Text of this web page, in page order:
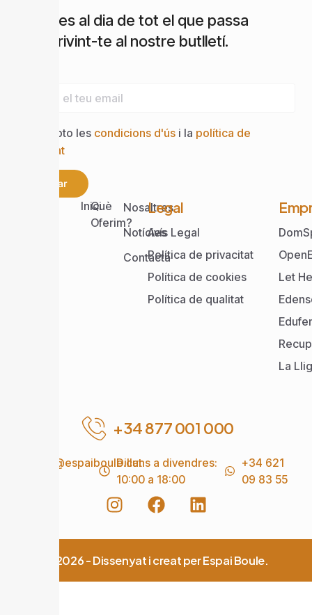
Estigues al dia de tot el que passa
subscrivint-te al nostre butlletí.
Accepto les condicions d'ús i la política de
privacitat
Enviar
IniciQuè
Oferim?
Nosaltres
Notícies
Contacta
Legal
Avís Legal
Política de privacitat
Política de cookies
Política de qualitat
Let
La
+34 877 001 000
info@espaiboule.catDilluns a divendres:
10:00 a 18:00
+34 621
09 83 55
© 2026 - Dissenyat i creat per Espai Boule.